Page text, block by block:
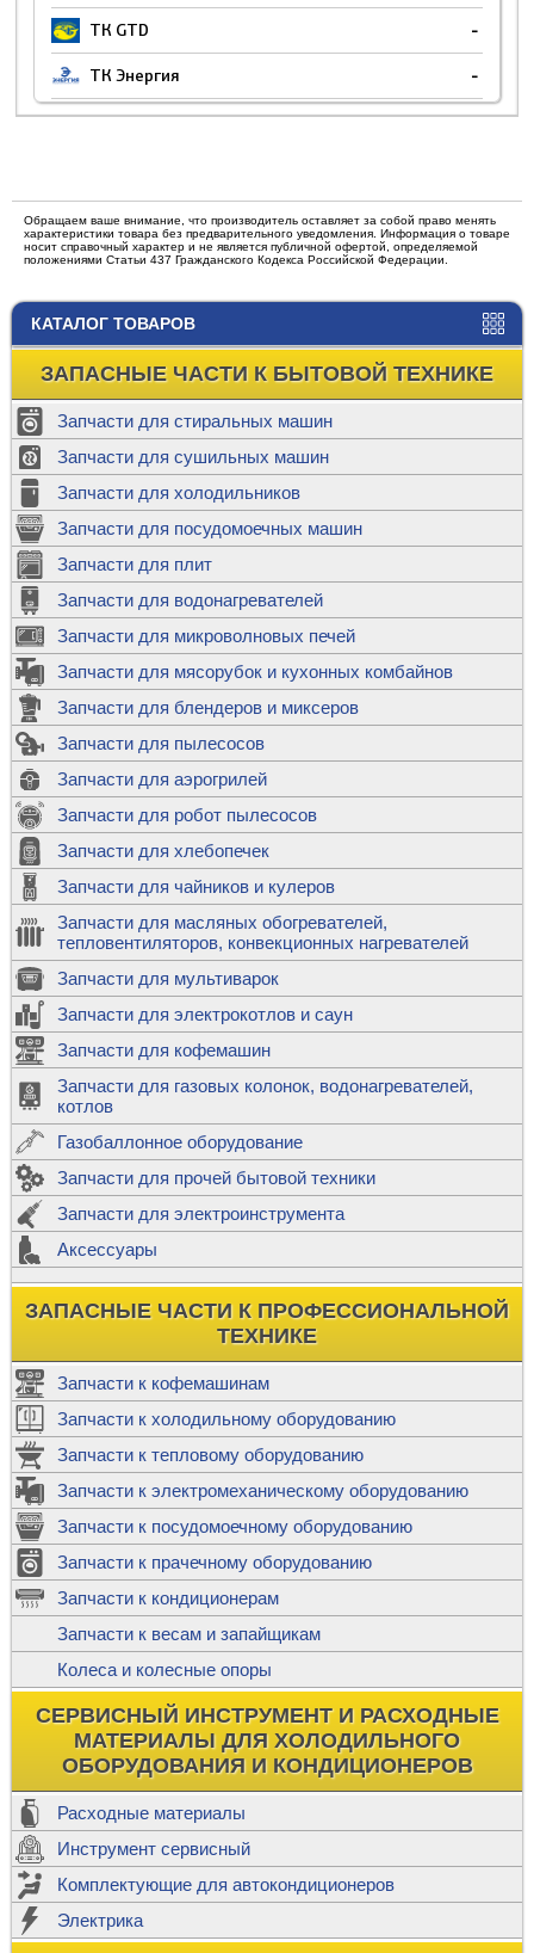
КАТАЛОГ ТОВАРОВ
ЗАПАСНЫЕ ЧАСТИ К БЫТОВОЙ ТЕХНИКЕ
Запчасти для стиральных машин
Запчасти для сушильных машин
Запчасти для холодильников
Запчасти для посудомоечных машин
Запчасти для плит
Запчасти для водонагревателей
Запчасти для микроволновых печей
Запчасти для мясорубок и кухонных комбайнов
Запчасти для блендеров и миксеров
Запчасти для пылесосов
Запчасти для аэрогрилей
Запчасти для робот пылесосов
Запчасти для хлебопечек
Запчасти для чайников и кулеров
Запчасти для масляных обогревателей,
тепловентиляторов, конвекционных нагревателей
Запчасти для мультиварок
Запчасти для электрокотлов и саун
Запчасти для кофемашин
Запчасти для газовых колонок, водонагревателей,
котлов
Газобаллонное оборудование
Запчасти для прочей бытовой техники
Запчасти для электроинструмента
Аксессуары
ЗАПАСНЫЕ ЧАСТИ К ПРОФЕССИОНАЛЬНОЙ
ТЕХНИКЕ
Запчасти к кофемашинам
Запчасти к холодильному оборудованию
Запчасти к тепловому оборудованию
Запчасти к электромеханическому оборудованию
Запчасти к посудомоечному оборудованию
Запчасти к прачечному оборудованию
Запчасти к кондиционерам
Запчасти к весам и запайщикам
Колеса и колесные опоры
СЕРВИСНЫЙ ИНСТРУМЕНТ И РАСХОДНЫЕ
МАТЕРИАЛЫ ДЛЯ ХОЛОДИЛЬНОГО
ОБОРУДОВАНИЯ И КОНДИЦИОНЕРОВ
Расходные материалы
Инструмент сервисный
Комплектующие для автокондиционеров
Электрика
ТК GTD -
ТК Энергия -
Обращаем ваше внимание, что производитель оставляет за собой право менять
характеристики товара без предварительного уведомления. Информация о товаре
носит справочный характер и не является публичной офертой, определяемой
положениями Статьи 437 Гражданского Кодекса Российской Федерации.